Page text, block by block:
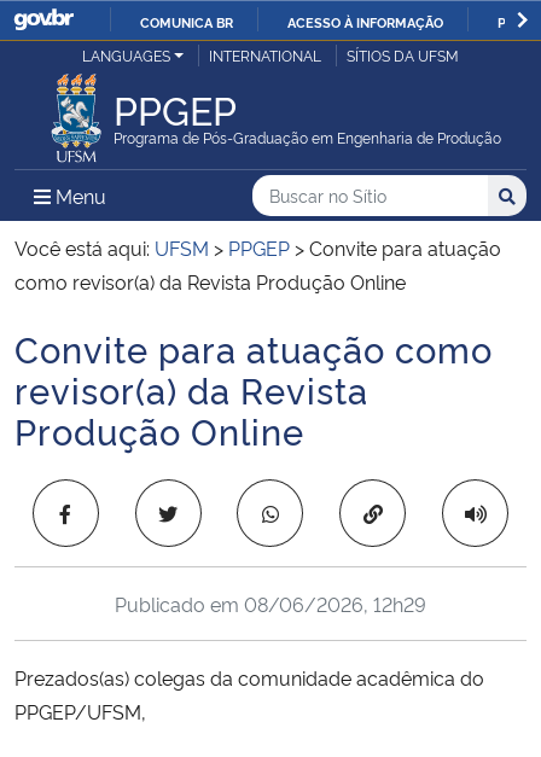
IR
COMUNICA BR ACESSO À INFORMAÇÃO
Ministério da Justiça e Segurança Pública
Ministério da Defesa
Ministério das Relações Exteriores
Ministério da Infraestrutura
Ministério da Agricultura, Pecuária e Abastecimento
Ministério da Educação
Ministério de Minas e Energia
LANGUAGES INTERNATIONAL SÍTIOS DA UFSM
PPGEP
Programa de Pós-Graduação em Engenharia de Produção
Menu Menu Principal do Sítio
Busca
Buscar no no Sítio
Busca:
Você está aqui: UFSM > PPGEP >Convite para atuação
como revisor(a) da Revista Produção Online
Início do conteúdo
Convite para atuação como
revisor(a) da Revista
Produção Online
Copiar para área
Publicado em 08/06/2026, 12h29
Prezados(as) colegas da comunidade acadêmica do
PPGEP/UFSM,